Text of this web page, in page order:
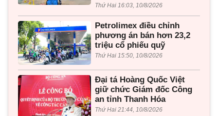
Thứ Hai 16:03, 10/8/2026
Petrolimex điều chỉnh
phương án bán hơn 23,2
triệu cổ phiếu quỹ
Thứ Hai 15:50, 10/8/2026
Đại tá Hoàng Quốc Việt
giữ chức Giám đốc Công
an tỉnh Thanh Hóa
Thứ Hai 21:44, 10/8/2026